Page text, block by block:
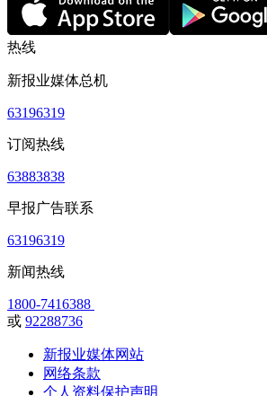
热线
新报业媒体总机
63196319
订阅热线
63883838
早报广告联系
63196319
新闻热线
1800-7416388
或 92288736
新报业媒体网站
网络条款
个人资料保护声明